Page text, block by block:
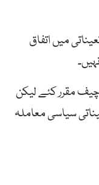
میں اتفاق
شریف نے4 بار آرمی چیف مقرر کئے لیکن
سیاسی معاملہ